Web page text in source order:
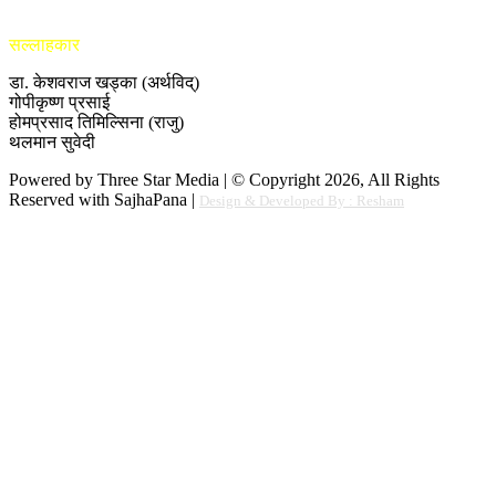
सल्लाहकार
डा. केशवराज खड्का (अर्थविद्)
गोपीकृष्ण प्रसाई
होमप्रसाद तिमिल्सिना (राजु)
थलमान सुवेदी
Powered by Three Star Media | © Copyright 2026, All Rights
Reserved with SajhaPana | Design & Developed By : Resham